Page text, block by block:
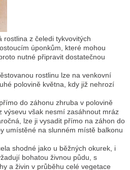
z čeledi tykvovitých
úponkům, které mohou
nutné připravit dostatečnou
rostlinu lze na venkovní
polovině května, kdy již nehrozí
do záhonu zhruba v polovině
výsevu však nesmí zasáhnout mráz
lze ji vysadit přímo na záhon do
umístěné na slunném místě balkonu
shodné jako u běžných okurek, i
bohatou živnou půdu, s
a živin v průběhu celé vegetace